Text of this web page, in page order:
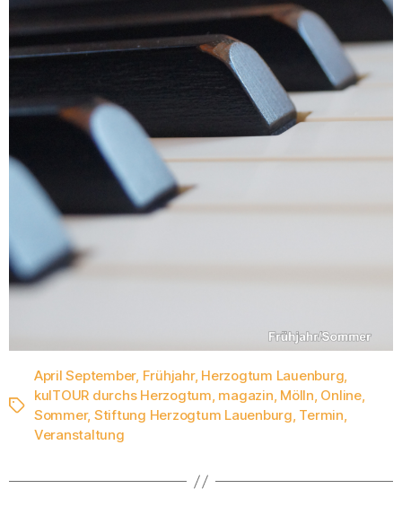
Schlagwörter
April September, Frühjahr, Herzogtum Lauenburg,
kulTOUR durchs Herzogtum, magazin, Mölln, Online,
Sommer, Stiftung Herzogtum Lauenburg, Termin,
Veranstaltung